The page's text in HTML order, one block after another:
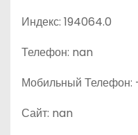
Индекс: 194064.0
Телефон: nan
Мобильный
Сайт: nan